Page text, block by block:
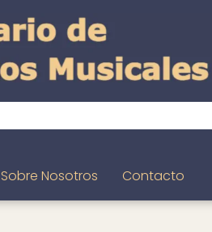
Sobre Nosotros Contacto